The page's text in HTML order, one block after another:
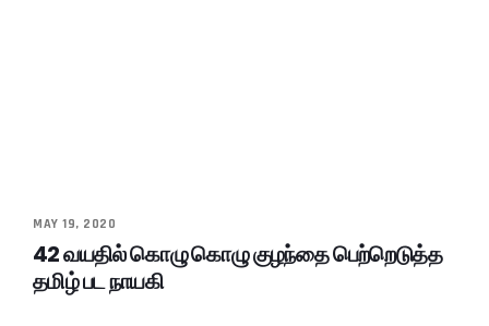
MAY 19, 2020
42 வயதில் கொழு கொழு குழந்தை பெற்றெடுத்த
தமிழ் பட நாயகி